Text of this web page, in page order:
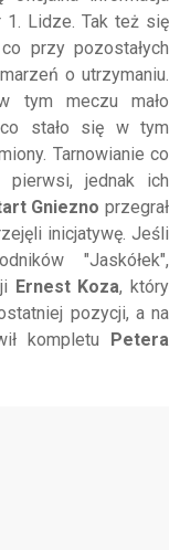
1. Lidze. Tak też się
przy pozostałych
o utrzymaniu.
tym meczu mało
co stało się w tym
Tarnowianie co
pierwsi, jednak ich
Gnieznoprzegrał
inicjatywę. Jeśli
"Jaskółek",
Ernest Koza, który
pozycji, a na
kompletu Petera